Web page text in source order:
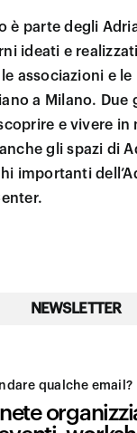
è parte degli
ideati e
associazioni e le
a Milano. Due
e vivere in
gli spazi di
importanti
NEWSLETTER
qualche email?